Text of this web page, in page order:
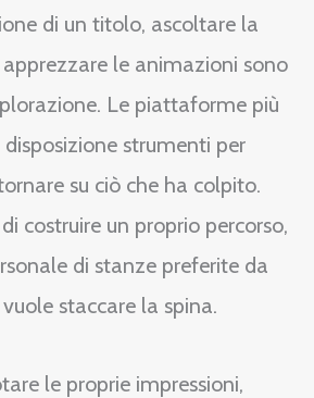
di un titolo, ascoltare la
le animazioni sono
Le piattaforme più
strumenti per
su ciò che ha colpito.
costruire un proprio percorso,
di stanze preferite da
staccare la spina.
le proprie impressioni,